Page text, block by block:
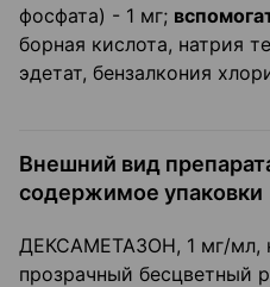
фосфата) - 1 мг;
борная кислота, натрия
эдетат, бензалкония
Внешний вид
содержимое упаковки
ДЕКСАМЕТАЗОН, 1 мг/мл,
прозрачный бесцветный